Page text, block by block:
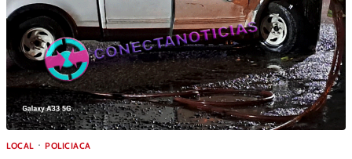
LOCAL POLICIACA